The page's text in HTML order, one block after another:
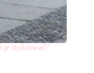
je stylizować?